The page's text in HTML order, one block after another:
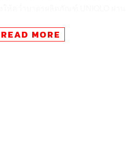
READ MORE